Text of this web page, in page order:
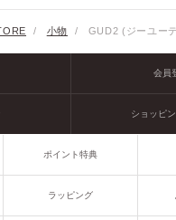
/ 小物 / GUD2 (ジーユー
会員
ショッピ
ポイント特典
ラッピング